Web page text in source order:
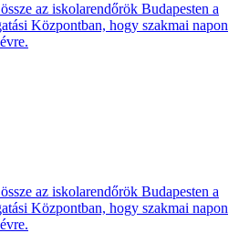
az iskolarendőrök Budapesten a
Központban, hogy szakmai napon
az iskolarendőrök Budapesten a
Központban, hogy szakmai napon